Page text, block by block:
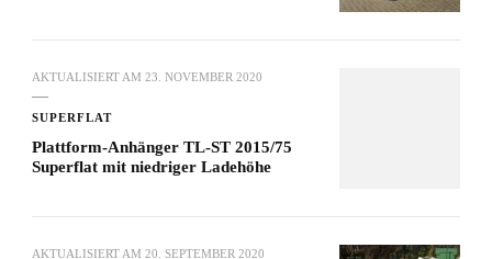
AKTUALISIERT AM 23. NOVEMBER 2020
SUPERFLAT
Plattform-Anhänger TL-ST 2015/75
Superflat mit niedriger Ladehöhe
AKTUALISIERT AM 20. SEPTEMBER 2020